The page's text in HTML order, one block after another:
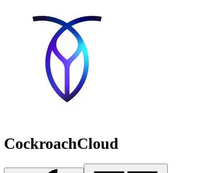
CockroachCloud